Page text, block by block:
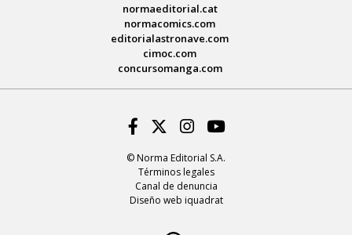
normaeditorial.cat
normacomics.com
editorialastronave.com
cimoc.com
concursomanga.com
© Norma Editorial S.A.
Términos legales
Canal de denuncia
Diseño web iquadrat
Facebook
Twitter
Instagram
Youtube